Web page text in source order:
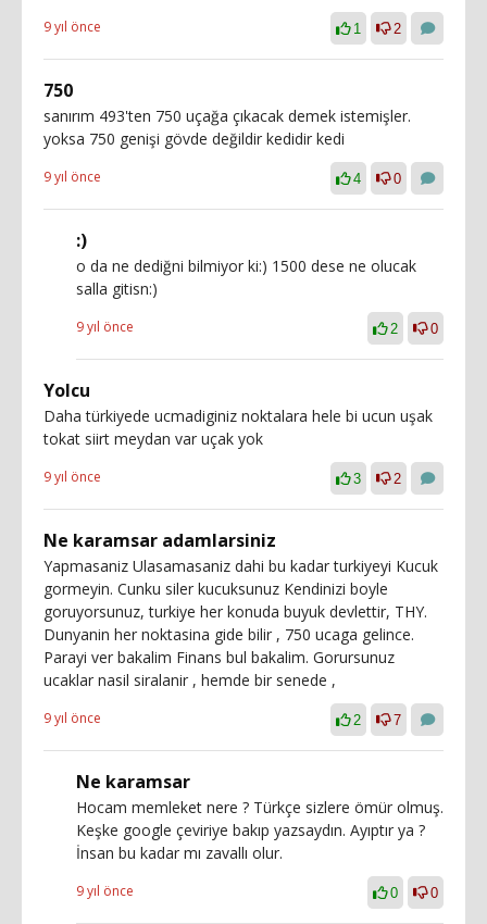
9 yıl önce 1 2
750
sanırım 493'ten 750 uçağa çıkacak demek istemişler.
yoksa 750 genişi gövde değildir kedidir kedi
9 yıl önce 4 0
:)
o da ne dediğni bilmiyor ki:) 1500 dese ne olucak
salla gitisn:)
9 yıl önce 2 0
Yolcu
Daha türkiyede ucmadiginiz noktalara hele bi ucun uşak
tokat siirt meydan var uçak yok
9 yıl önce 3 2
Ne karamsar adamlarsiniz
Yapmasaniz Ulasamasaniz dahi bu kadar turkiyeyi Kucuk
gormeyin. Cunku siler kucuksunuz Kendinizi boyle
goruyorsunuz, turkiye her konuda buyuk devlettir, THY.
Dunyanin her noktasina gide bilir , 750 ucaga gelince.
Parayi ver bakalim Finans bul bakalim. Gorursunuz
ucaklar nasil siralanir , hemde bir senede ,
9 yıl önce 2 7
Ne karamsar
Hocam memleket nere ? Türkçe sizlere ömür olmuş.
Keşke google çeviriye bakıp yazsaydın. Ayıptır ya ?
İnsan bu kadar mı zavallı olur.
9 yıl önce 0 0